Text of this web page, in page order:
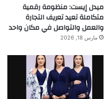
ميدل إيست: منظومة رقمية
متكاملة تعيد تعريف التجارة
والعمل والتواصل في مكان واحد
مارس 18, 2026